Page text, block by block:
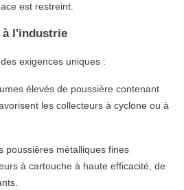
linkedin
twitter
est restreint.
à l'industrie
exigences uniques :
élevés de poussière contenant
les collecteurs à cyclone ou à
poussières métalliques fines
à cartouche à haute efficacité, de